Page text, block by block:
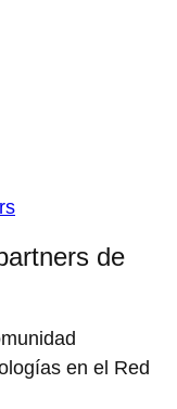
de
en el Red